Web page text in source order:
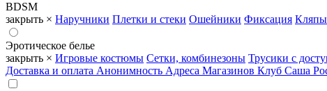
BDSM
закрыть × Наручники Плетки и стеки Ошейники Фиксация
Эротическое белье
закрыть × Игровые костюмы Сетки, комбинезоны Трусики с
Доставка и оплата Анонимность Адреса Магазинов Клуб Саша